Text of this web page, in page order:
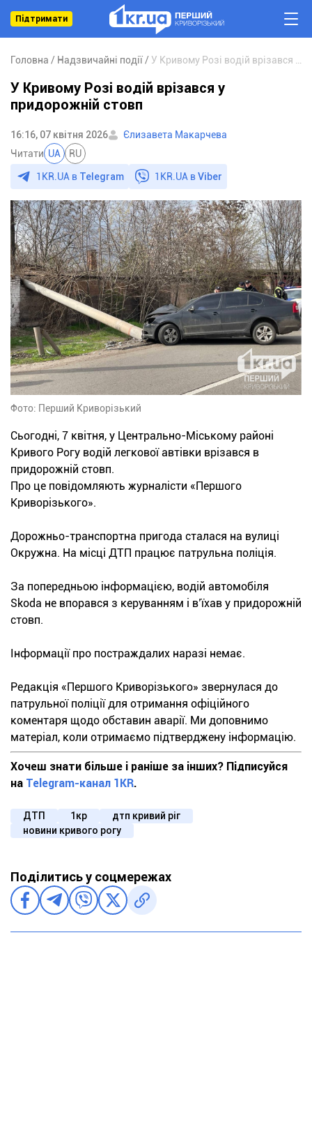
Підтримати
Головна Надзвичайні події
У Кривому Розі водій врізався у
придорожній стовп
16:16, 07 квітня 2026
Єлизавета Макарчева
Читати UA RU
1KR.UA в Telegram 1KR.UA вViber
Фото: Перший Криворізький
Сьогодні, 7 квітня, у Центрально-Міському районі
Кривого Рогу водій легкової автівки врізався в
придорожній стовп.
Про це повідомляють журналісти «Першого
Криворізького».
Дорожньо-транспортна пригода сталася на вулиці
Окружна. На місці ДТП працює патрульна поліція.
За попередньою інформацією, водій автомобіля
Skoda не впорався з керуванням і в’їхав у придорожній
стовп.
Інформації про постраждалих наразі немає.
Редакція «Першого Криворізького» звернулася до
патрульної поліції для отримання офіційного
коментаря щодо обставин аварії. Ми доповнимо
матеріал, коли отримаємо підтверджену інформацію.
Хочеш знати більше і раніше за інших? Підписуйся
на Telegram-канал 1KR.
ДТП 1кр
дтп кривий ріг
новини кривого рогу
Поділитись у соцмережах